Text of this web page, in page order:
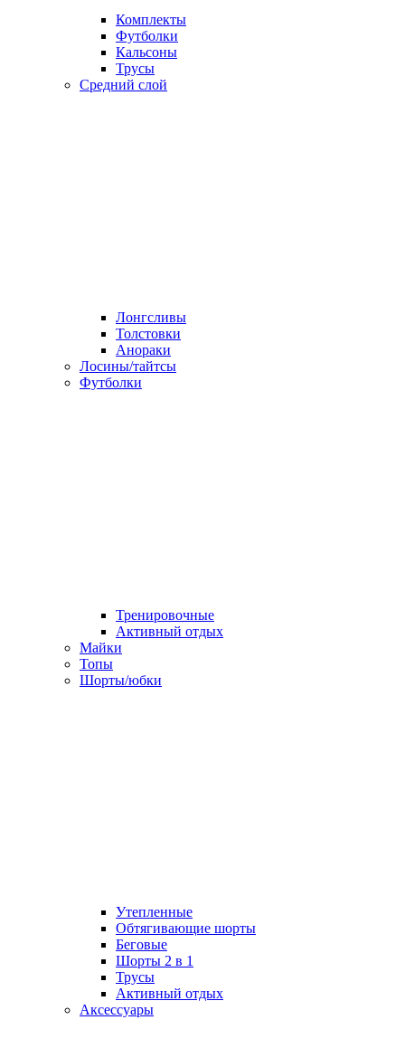
Комплекты
Футболки
Кальсоны
Трусы
Средний слой
Лонгсливы
Толстовки
Анораки
Лосины/тайтсы
Футболки
Тренировочные
Активный отдых
Майки
Топы
Шорты/юбки
Утепленные
Обтягивающие шорты
Беговые
Шорты 2 в 1
Трусы
Активный отдых
Аксессуары